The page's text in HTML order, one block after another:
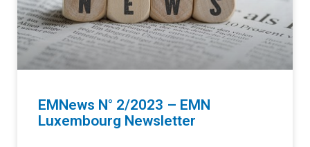
EMNews N° 2/2023 – EMN
Luxembourg Newsletter